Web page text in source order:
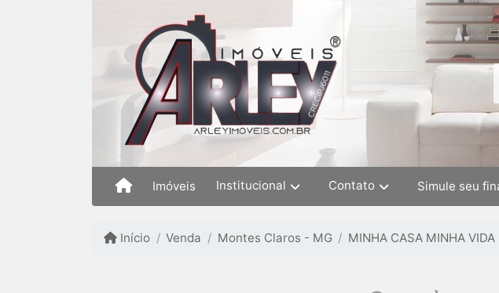
Imóveis Institucional Contato Simule seu
Início Venda Montes Claros - MG MINHA CASA MINHA VIDA